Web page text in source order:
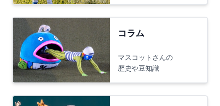
コラム
マスコットさんの
歴史や豆知識